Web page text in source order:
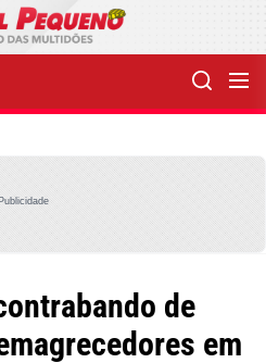
Publicidade
de
em